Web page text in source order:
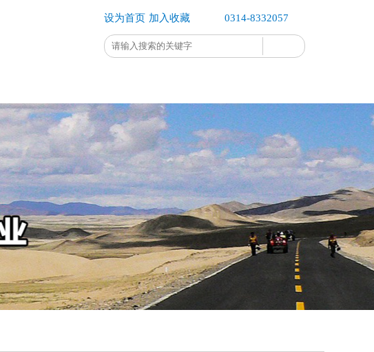
设为首页 加入收藏 0314-8332057